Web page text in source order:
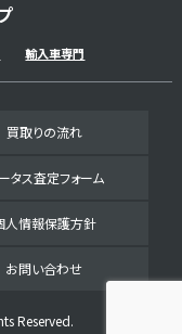
輸入車専門
買取りの流れ
タス査定フォーム
人情報保護方針
お問い合わせ
Reserved.